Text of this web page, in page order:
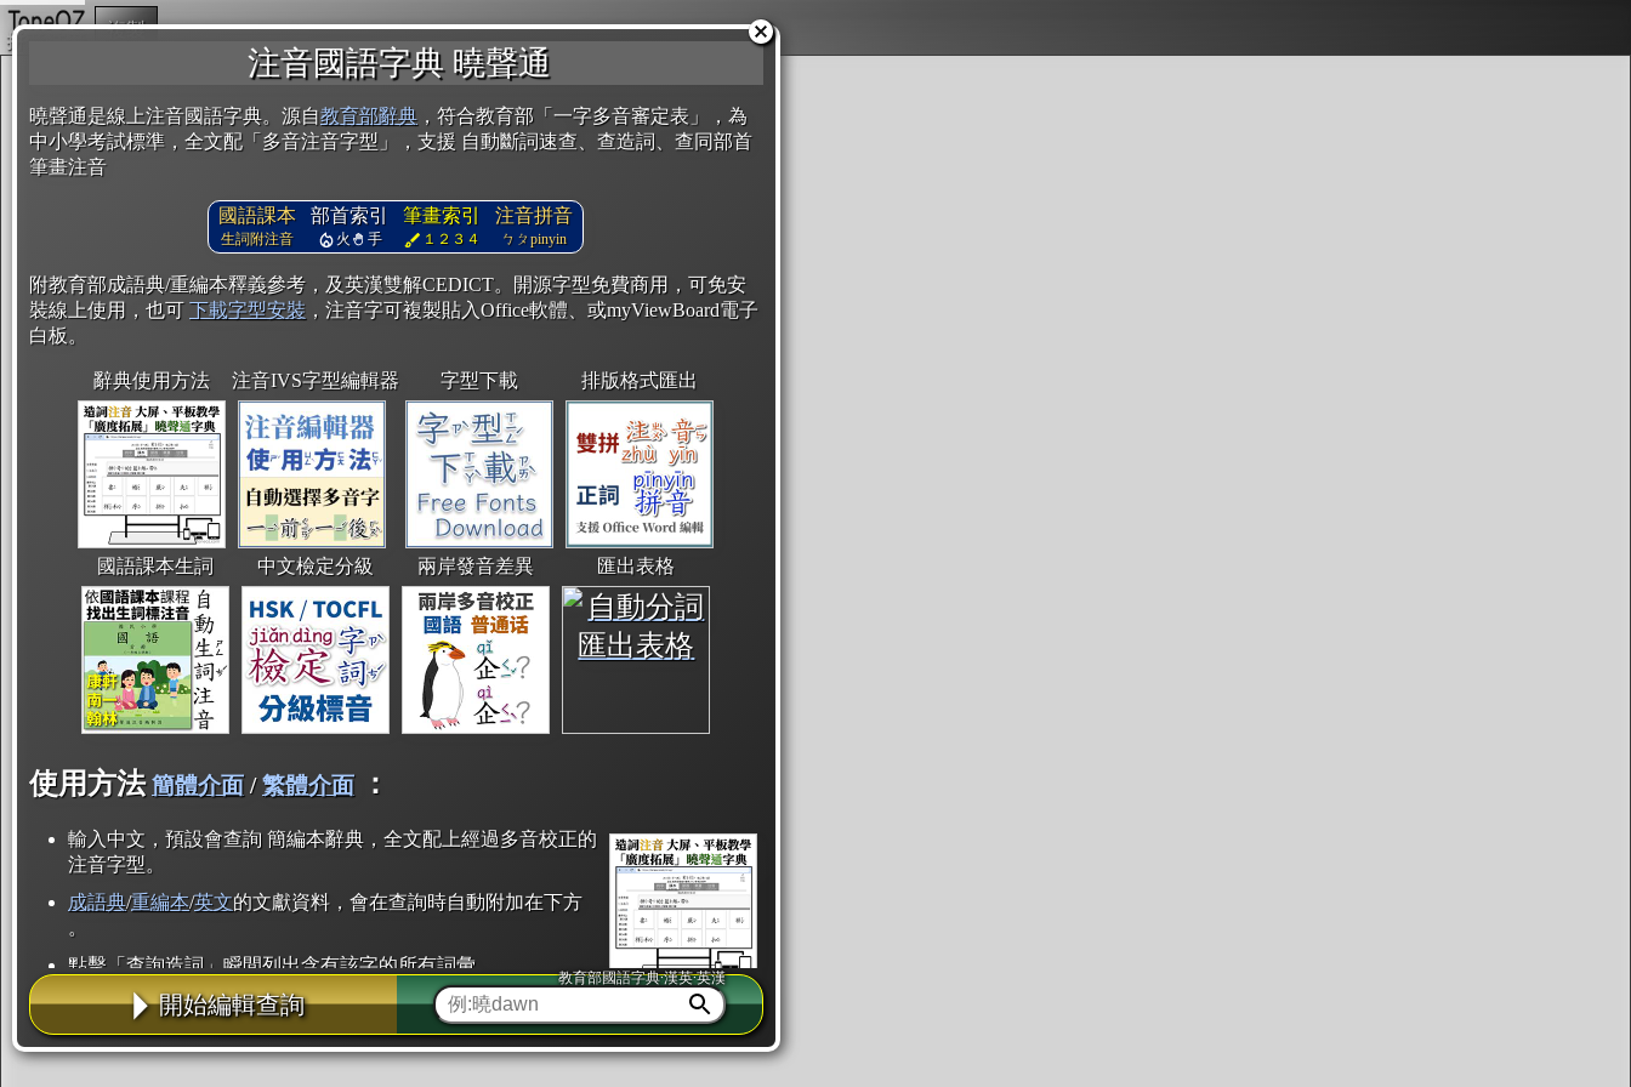
注音國語字典 曉聲通
曉聲通是線上注音國語字典。源自教育部辭典 ，符合教育部「一字多音審定表」，為
中小學考試標準，全文配「多音注音字型」，支援 自動斷詞速查、查造詞、查同部首
筆畫注音
國語課本
生詞附注音
部首索引
火 手
筆畫索引
１２３４
注音拼音
ㄅㄆpinyin
附教育部成語典/重編本釋義參考，及英漢雙解CEDICT。開源字型免費商用，可免安
裝線上使用，也可 下載字型安裝 ，注音字可複製貼入Office軟體、或myViewBoard電子
白板。
辭典使用方法 注音IVS字型編輯器 字型下載 排版格式匯出
國語課本生詞 中文檢定分級 兩岸發音差異 匯出表格
使用方法 簡體介面/繁體介面 ：
輸入中文，預設會查詢 簡編本辭典，全文配上經過多音校正的
注音字型。
成語典/重編本/英文的文獻資料，會在查詢時自動附加在下方
。
點擊「查詢造詞」瞬間列出含有該字的所有詞彙。
點「部首」瞬間列出所有「同部首字」。也支援查詢「同注音」或「同筆畫」。
辭典解釋的全文都經過自動斷詞，點擊便可瞬間「連續查詢」此字詞的解釋，不
用手動重複輸入。
開始編輯查詢
教育部國語字典·漢英·英漢
複製